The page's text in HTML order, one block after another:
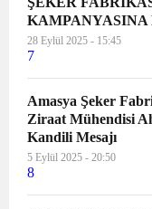
KAMPANYASINA
28 Eylül 2025 - 15:45
7
Amasya Şeker
Ziraat Mühendisi
Kandili Mesajı
5 Eylül 2025 - 20:50
8